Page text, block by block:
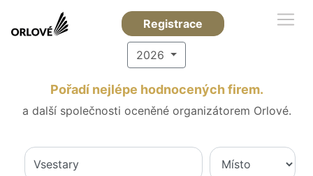
Registrace
2026
Pořadí nejlépe hodnocených firem.
a další společnosti oceněné organizátorem Orlové.